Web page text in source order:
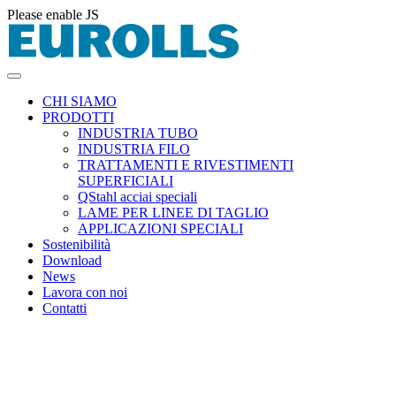
Please enable JS
CHI SIAMO
PRODOTTI
INDUSTRIA TUBO
INDUSTRIA FILO
TRATTAMENTI E RIVESTIMENTI
SUPERFICIALI
QStahl acciai speciali
LAME PER LINEE DI TAGLIO
APPLICAZIONI SPECIALI
Sostenibilità
Download
News
Lavora con noi
Contatti